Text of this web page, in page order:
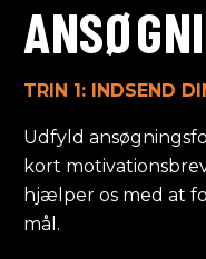
TRIN 1: INDSEND
Udfyld
kort
hjælper os med at
mål.